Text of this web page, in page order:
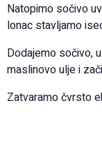
Natopimo sočivo
lonac stavljamo
Dodajemo sočivo,
maslinovo ulje i
Zatvaramo čvrsto